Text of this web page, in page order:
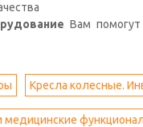
Вам
Кресла колесные.
медицинские